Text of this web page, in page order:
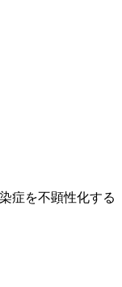
症を不顕性化する